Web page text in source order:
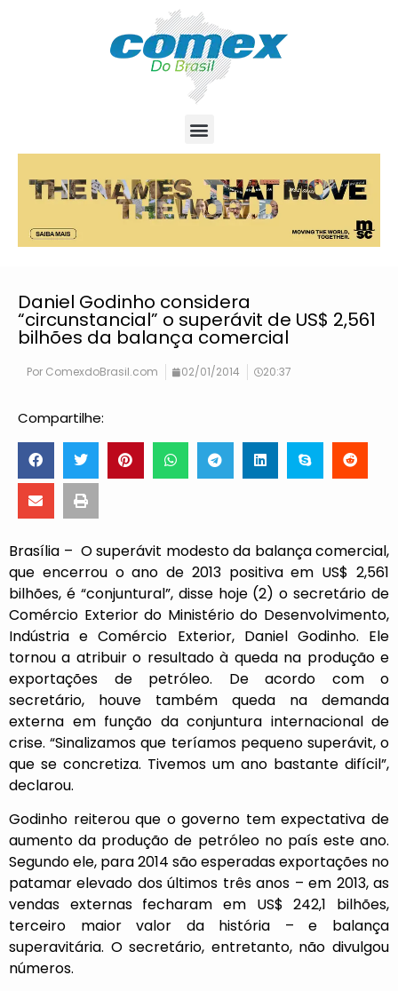
Daniel Godinho considera
“circunstancial” o superávit de US$ 2,561
bilhões da balança comercial
Por ComexdoBrasil.com 02/01/2014 20:37
Compartilhe:
Brasília – O superávit modesto da balança comercial,
que encerrou o ano de 2013 positiva em US$ 2,561
bilhões, é “conjuntural”, disse hoje (2) o secretário de
Comércio Exterior do Ministério do Desenvolvimento,
Indústria e Comércio Exterior, Daniel Godinho. Ele
tornou a atribuir o resultado à queda na produção e
exportações de petróleo. De acordo com o
secretário, houve também queda na demanda
externa em função da conjuntura internacional de
crise. “Sinalizamos que teríamos pequeno superávit, o
que se concretiza. Tivemos um ano bastante difícil”,
declarou.
Godinho reiterou que o governo tem expectativa de
aumento da produção de petróleo no país este ano.
Segundo ele, para 2014 são esperadas exportações no
patamar elevado dos últimos três anos – em 2013, as
vendas externas fecharam em US$ 242,1 bilhões,
terceiro maior valor da história – e balança
superavitária. O secretário, entretanto, não divulgou
números.